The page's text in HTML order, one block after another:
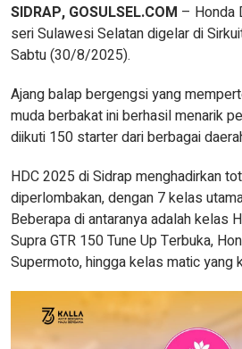
SIDRAP, GOSULSEL.COM – Honda
seri Sulawesi Selatan digelar di
Sabtu (30/8/2025).
Ajang balap bergengsi yang
muda berbakat ini berhasil menarik
diikuti 150 starter dari berbagai
HDC 2025 di Sidrap menghadirkan
diperlombakan, dengan 7 kelas
Beberapa di antaranya adalah kelas
Supra GTR 150 Tune Up Terbuka,
Supermoto, hingga kelas matic yang